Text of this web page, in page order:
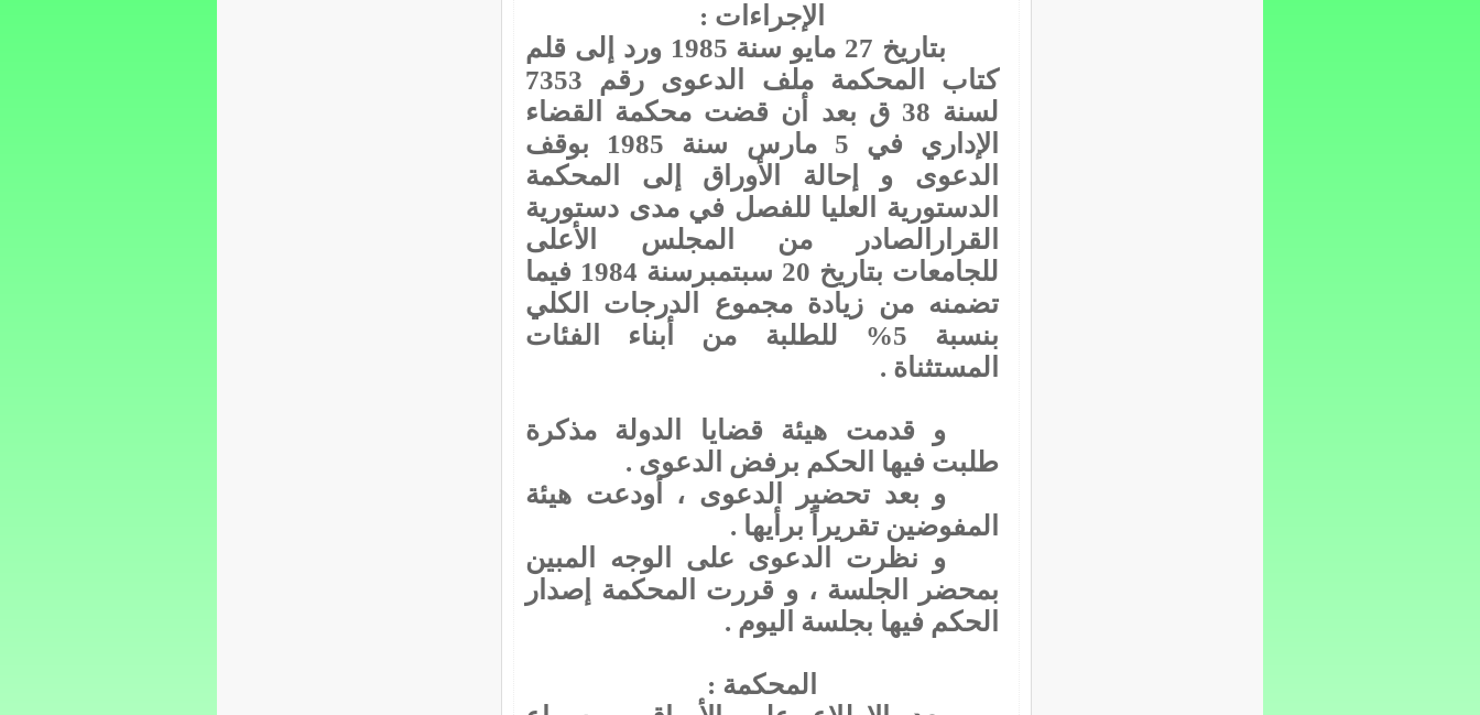
الإجراءات :
بتاريخ 27 مايو سنة 1985 ورد إلى قلم
كتاب المحكمة ملف الدعوى رقم 7353
لسنة 38 ق بعد أن قضت محكمة القضاء
الإداري في 5 مارس سنة 1985 بوقف
الدعوى و إحالة الأوراق إلى المحكمة
الدستورية العليا للفصل في مدى دستورية
القرارالصادر من المجلس الأعلى
للجامعات بتاريخ 20 سبتمبرسنة 1984 فيما
تضمنه من زيادة مجموع الدرجات الكلي
بنسبة 5% للطلبة من أبناء الفئات
المستثناة .
و قدمت هيئة قضايا الدولة مذكرة
طلبت فيها الحكم برفض الدعوى .
و بعد تحضير الدعوى ، أودعت هيئة
المفوضين تقريراً برأيها .
و نظرت الدعوى على الوجه المبين
بمحضر الجلسة ، و قررت المحكمة إصدار
الحكم فيها بجلسة اليوم .
المحكمة :